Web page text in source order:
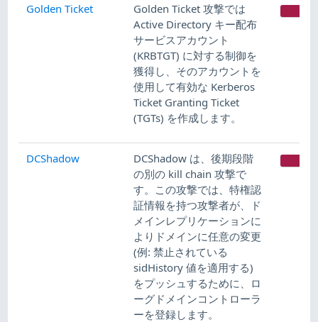
Golden Ticket
Golden Ticket 攻撃では
Active Directory キー配布
サービスアカウント
(KRBTGT) に対する制御を
獲得し、そのアカウントを
使用して有効な Kerberos
Ticket Granting Ticket
(TGTs) を作成します。
DCShadow
DCShadow は、後期段階
の別の kill chain 攻撃で
す。この攻撃では、特権認
証情報を持つ攻撃者が、ド
メインレプリケーションに
よりドメインに任意の変更
(例: 禁止されている
sidHistory 値を適用する)
をプッシュするために、ロ
ーグドメインコントローラ
ーを登録します。